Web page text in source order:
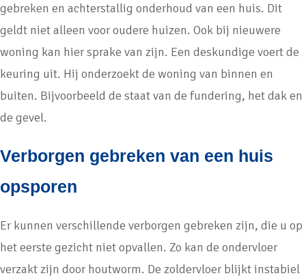
gebreken en achterstallig onderhoud van een huis. Dit
geldt niet alleen voor oudere huizen. Ook bij nieuwere
woning kan hier sprake van zijn. Een deskundige voert de
keuring uit. Hij onderzoekt de woning van binnen en
buiten. Bijvoorbeeld de staat van de fundering, het dak en
de gevel.
Verborgen gebreken van een huis
opsporen
Er kunnen verschillende verborgen gebreken zijn, die u op
het eerste gezicht niet opvallen. Zo kan de ondervloer
verzakt zijn door houtworm. De zoldervloer blijkt instabiel